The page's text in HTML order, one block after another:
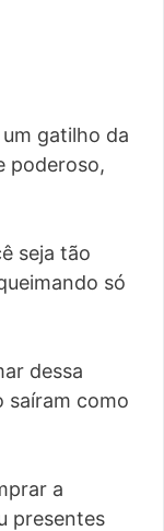
gatilho da
poderoso,
seja tão
só
dessa
saíram como
a
presentes